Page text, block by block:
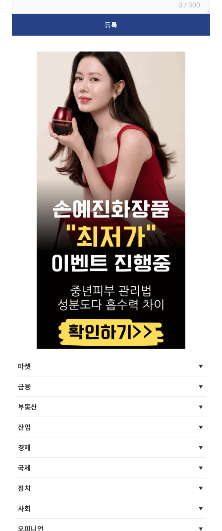
0 / 300
마켓
금융
부동산
산업
경제
국제
정치
사회
오피니언